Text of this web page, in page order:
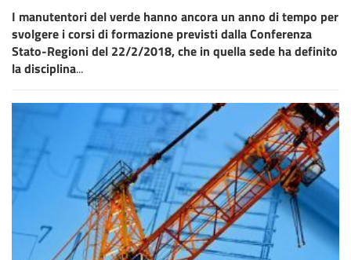
I manutentori del verde hanno ancora un anno di tempo per
svolgere i corsi di formazione previsti dalla Conferenza
Stato-Regioni del 22/2/2018, che in quella sede ha definito
la disciplina...